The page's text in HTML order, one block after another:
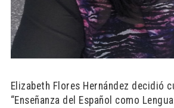
Elizabeth Flores Hernández decidió
“Enseñanza del Español como